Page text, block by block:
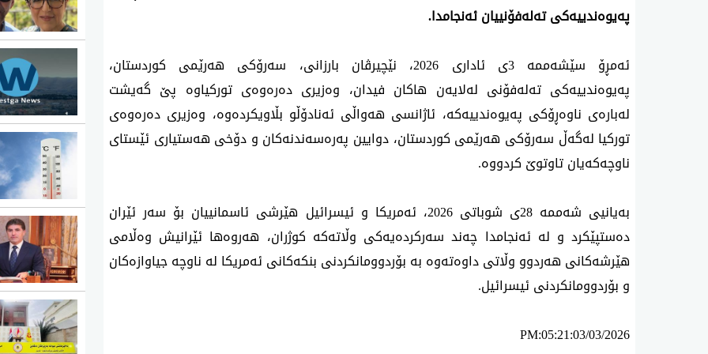
پەیوەندییەکی تەلەفۆنییان ئەنجامدا.
ئەمڕۆ سێشەممە 3ی ئاداری 2026، نێچیرڤان بارزانی، سەرۆکی هەرێمی کوردستان،
پەیوەندییەکی تەلەفۆنی لەلایەن هاکان فیدان، وەزیری دەرەوەی تورکیاوە پێ گەیشت
لەبارەی ناوەڕۆکی پەیوەندییەکە، ئاژانسی هەواڵی ئەنادۆڵو بڵاویکردەوە، وەزیری دەرەوەی
تورکیا لەگەڵ سەرۆکی هەرێمی کوردستان، دوایین پەرەسەندنەکان و دۆخی هەستیاری ئێستای
ناوچەکەیان تاوتوێ کردووە.
بەیانیی شەممە 28ی شوباتی 2026، ئەمریکا و ئیسرائیل هێرشی ئاسمانییان بۆ سەر ئێران
دەستپێکرد و لە ئەنجامدا چەند سەرکردەیەکی وڵاتەکە کوژران، هەروەها ئێرانیش وەڵامی
هێرشەکانی هەردوو وڵاتی داوەتەوە بە بۆردوومانکردنی بنکەکانی ئەمریکا لە ناوچە جیاوازەکان
و بۆردوومانکردنی ئیسرائیل.
PM:05:21:03/03/2026